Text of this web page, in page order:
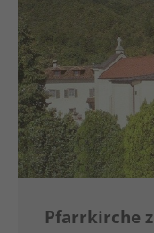
Pfarrkirche